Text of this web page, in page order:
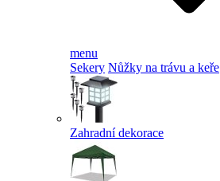
menu
Sekery Nůžky na trávu a keře
Zahradní dekorace